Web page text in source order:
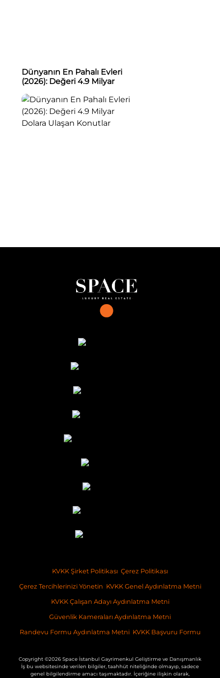
Dünyanın En Pahalı Evleri
(2026): Değeri 4.9 Milyar
KVKK Şirket Politikası Çerez Politikası
Çerez Tercihlerinizi Yönetin KVKK Genel Aydınlatma Metni
KVKK Çalışan Adayı Aydınlatma Metni
Güvenlik Kameraları Aydınlatma Metni
Randevu Formu Aydınlatma Metni KVKK Başvuru Formu
Copyright ©2026 Space İstanbul Gayrimenkul Geliştirme ve Danışmanlık
İş bu websitesinde verilen bilgiler, taahhüt niteliğinde olmayıp, sadece
genel bilgilendirme amacı taşımaktadır. İçeriğine ilişkin olarak,